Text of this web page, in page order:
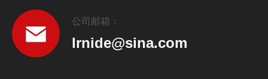
公司邮箱：
lrnide@sina.com